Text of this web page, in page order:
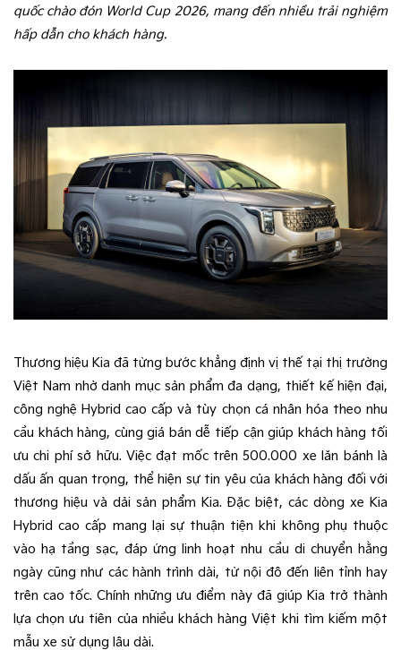
quốc chào đón World Cup 2026, mang đến nhiều trải nghiệm
hấp dẫn cho khách hàng.
Thương hiệu Kia đã từng bước khẳng định vị thế tại thị trường
Việt Nam nhờ danh mục sản phẩm đa dạng, thiết kế hiện đại,
công nghệ Hybrid cao cấp và tùy chọn cá nhân hóa theo nhu
cầu khách hàng, cùng giá bán dễ tiếp cận giúp khách hàng tối
ưu chi phí sở hữu. Việc đạt mốc trên 500.000 xe lăn bánh là
dấu ấn quan trọng, thể hiện sự tin yêu của khách hàng đối với
thương hiệu và dải sản phẩm Kia. Đặc biệt, các dòng xe Kia
Hybrid cao cấp mang lại sự thuận tiện khi không phụ thuộc
vào hạ tầng sạc, đáp ứng linh hoạt nhu cầu di chuyển hằng
ngày cũng như các hành trình dài, từ nội đô đến liên tỉnh hay
trên cao tốc. Chính những ưu điểm này đã giúp Kia trở thành
lựa chọn ưu tiên của nhiều khách hàng Việt khi tìm kiếm một
mẫu xe sử dụng lâu dài.